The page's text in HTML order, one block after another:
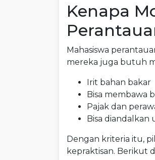
Kenapa
Mahasiswa
mereka juga butuh
Irit bahan bakar
Bisa membawa
Pajak dan
Bisa diandalkan
Dengan kriteria itu,
kepraktisan. Berikut